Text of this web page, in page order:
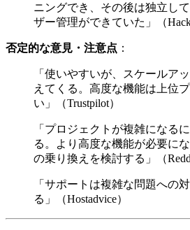
ニングでき、その後は独立し
ザー管理ができていた」（
否定的な意見・注意点 ：
「使いやすいが、スケールア
えてくる。高度な機能は上位
い」（Trustpilot）
「プロジェクトが複雑になる
る。より高度な機能が必要に
の乗り換えを検討する」（
「サポートは複雑な問題への
る」（Hostadvice）